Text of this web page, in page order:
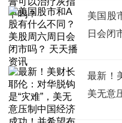
美国股
日会闭
最新！
美无意